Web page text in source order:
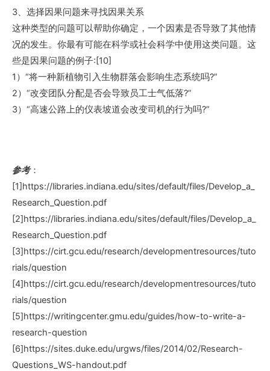
3、选择因果问题来寻找因果关系
这种类型的问题可以帮助你确定，一个因素是否导致了其他情
况的发生。你最有可能在科学或社会科学中使用这类问题。这
些是因果问题的例子:[10]
1）“将一种新植物引入生物群落会影响生态系统吗?”
2）“改变团队分配是否会导致员工士气低落?”
3）“高速公路上的仪表坡道会改变司机的行为吗?”
参考：
[1]https://libraries.indiana.edu/sites/default/files/Develop_a_
Research_Question.pdf
[2]https://libraries.indiana.edu/sites/default/files/Develop_a_
Research_Question.pdf
[3]https://cirt.gcu.edu/research/developmentresources/tuto
rials/question
[4]https://cirt.gcu.edu/research/developmentresources/tuto
rials/question
[5]https://writingcenter.gmu.edu/guides/how-to-write-a-
research-question
[6]https://sites.duke.edu/urgws/files/2014/02/Research-
Questions_WS-handout.pdf